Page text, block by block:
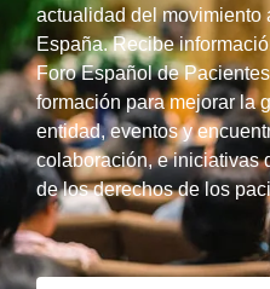
actualidad del movimiento
España. Recibe
Foro Español de
formación para mejorar la
entidad, eventos y
colaboración, e iniciativas
de los derechos de los